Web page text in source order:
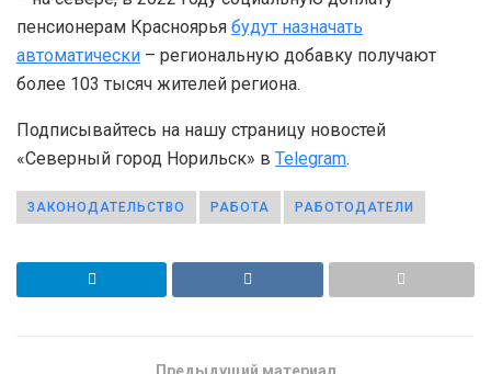
пенсионерам Красноярья будут назначать
автоматически – региональную добавку получают
более 103 тысяч жителей региона.
Подписывайтесь на нашу страницу новостей
«Северный город Норильск» в Telegram.
ЗАКОНОДАТЕЛЬСТВО РАБОТА РАБОТОДАТЕЛИ
Предыдущий материал